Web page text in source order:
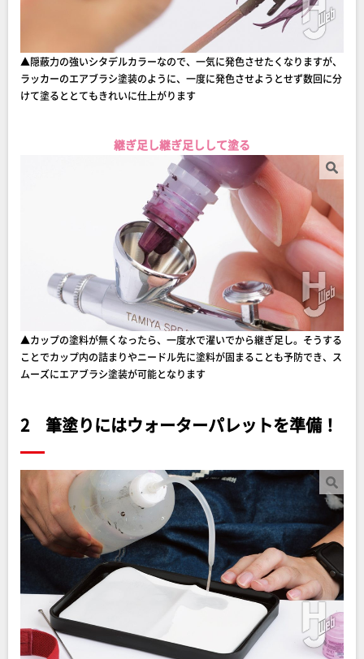
▲隠蔽力の強いシタデルカラーなので、一気に発色させたくなりますが、
ラッカーのエアブラシ塗装のように、一度に発色させようとせず数回に分
けて塗るととてもきれいに仕上がります
継ぎ足し継ぎ足しして塗る
▲カップの塗料が無くなったら、一度水で濯いでから継ぎ足し。そうする
ことでカップ内の詰まりやニードル先に塗料が固まることも予防でき、ス
ムーズにエアブラシ塗装が可能となります
2 筆塗りにはウォーターパレットを準備！